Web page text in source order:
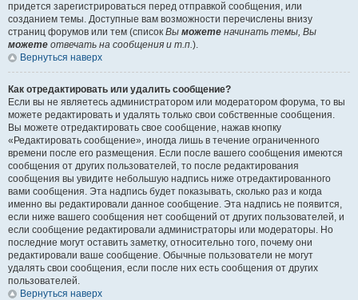
придется зарегистрироваться перед отправкой сообщения, или
созданием темы. Доступные вам возможности перечислены внизу
страниц форумов или тем (список Вы можете начинать темы, Вы
можете отвечать на сообщения и т.п.).
Вернуться наверх
Как отредактировать или удалить сообщение?
Если вы не являетесь администратором или модератором форума, то вы
можете редактировать и удалять только свои собственные сообщения.
Вы можете отредактировать свое сообщение, нажав кнопку
«Редактировать сообщение», иногда лишь в течение ограниченного
времени после его размещения. Если после вашего сообщения имеются
сообщения от других пользователей, то после редактирования
сообщения вы увидите небольшую надпись ниже отредактированного
вами сообщения. Эта надпись будет показывать, сколько раз и когда
именно вы редактировали данное сообщение. Эта надпись не появится,
если ниже вашего сообщения нет сообщений от других пользователей, и
если сообщение редактировали администраторы или модераторы. Но
последние могут оставить заметку, относительно того, почему они
редактировали ваше сообщение. Обычные пользователи не могут
удалять свои сообщения, если после них есть сообщения от других
пользователей.
Вернуться наверх